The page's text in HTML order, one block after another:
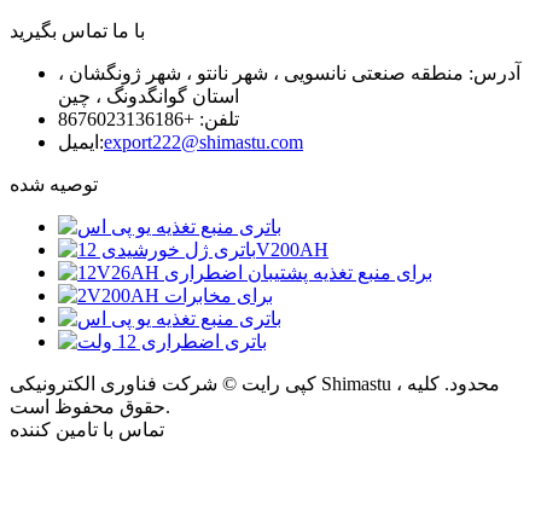
با ما تماس بگیرید
آدرس: منطقه صنعتی نانسویی ، شهر نانتو ، شهر ژونگشان ،
استان گوانگدونگ ، چین
تلفن: +8676023136186
ایمیل:export222@shimastu.com
توصیه شده
کپی رایت © شرکت فناوری الکترونیکی Shimastu ، محدود. کلیه
حقوق محفوظ است.
تماس با تامین کننده